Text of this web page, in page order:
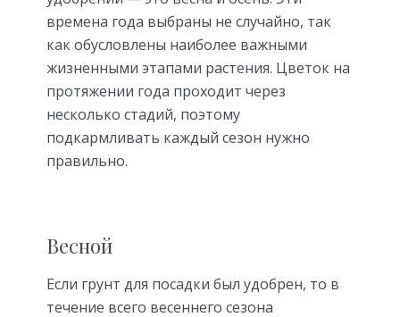
времена года выбраны не случайно, так
как обусловлены наиболее важными
жизненными этапами растения. Цветок на
протяжении года проходит через
несколько стадий, поэтому
подкармливать каждый сезон нужно
правильно.
Весной
Если грунт для посадки был удобрен, то в
течение всего весеннего сезона